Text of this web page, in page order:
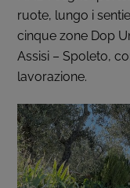
ruote, lungo i
cinque zone Dop
Assisi – Spoleto,
lavorazione.